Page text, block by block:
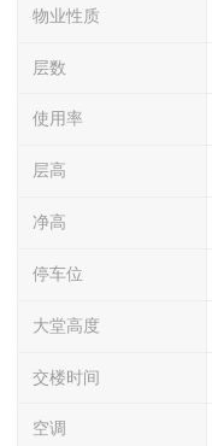
物业性质
层数
使用率
层高
净高
停车位
大堂高度
交楼时间
空调